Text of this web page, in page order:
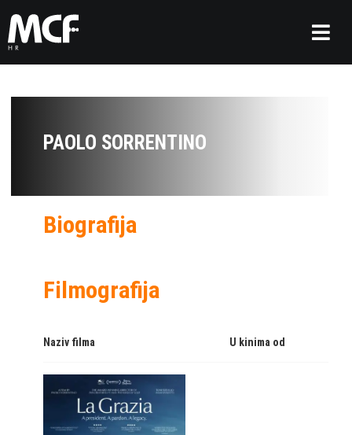
PAOLO SORRENTINO
Biografija
Filmografija
Naziv filma U kinima od